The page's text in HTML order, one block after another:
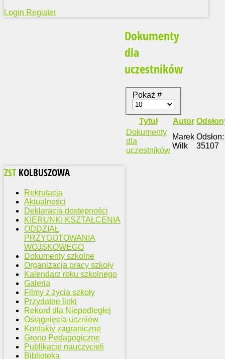
Login Register
Dokumenty
dla
uczestników
Pokaż #
Tytuł Autor
Dokumenty
dla
uczestników
Marek
Wilk
Odsłon:
35107
ZST KOLBUSZOWA
Rekrutacja
Aktualności
Deklaracja dostępności
KIERUNKI KSZTAŁCENIA
ODDZIAŁ
PRZYGOTOWANIA
WOJSKOWEGO
Dokumenty szkolne
Organizacja pracy szkoły
Kalendarz roku szkolnego
Galeria
Filmy z życia szkoły
Przydatne linki
Rekord dla Niepodległej
Osiągnięcia uczniów
Kontakty zagraniczne
Grono Pedagogiczne
Publikacje nauczycieli
Biblioteka